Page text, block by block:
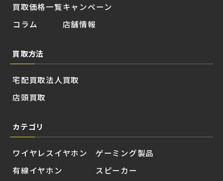
買取価格一覧
コラム
キャンペーン
店舗情報
買取方法
宅配買取
店頭買取
法人買取
カテゴリ
ワイヤレスイヤホン
有線イヤホン
ゲーミング製品
スピーカー